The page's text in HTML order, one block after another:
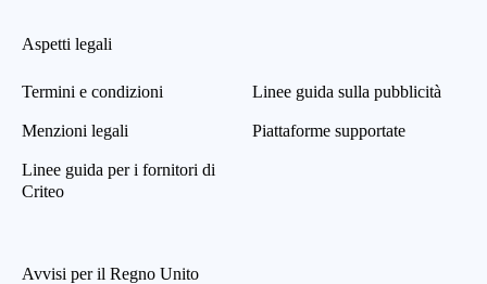
Aspetti legali
Termini e condizioni
Menzioni legali
Linee guida per i fornitori di
Criteo
Linee guida sulla pubblicità
Piattaforme supportate
Avvisi per il Regno Unito